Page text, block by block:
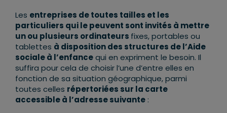
Les entreprises de toutes tailles et les
particuliers qui le peuvent sont invités à mettre
un ou plusieurs ordinateurs fixes, portables ou
tablettes à disposition des structures de l’Aide
sociale à l’enfancequi en expriment le besoin. Il
suffira pour cela de choisir l’une d’entre elles en
fonction de sa situation géographique, parmi
toutes celles répertoriées sur la carte
accessible à l’adresse suivante :